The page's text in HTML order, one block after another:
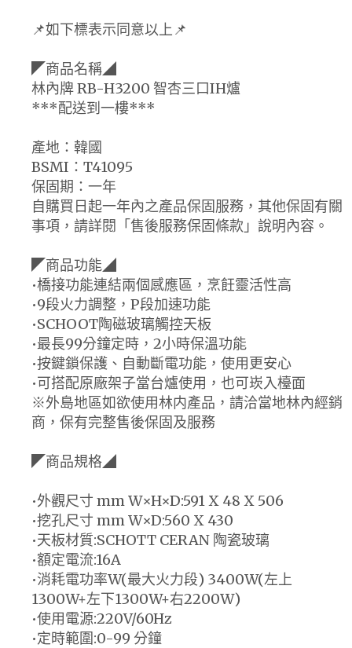
📌如下標表示同意以上📌
◤商品名稱◢
林內牌 RB-H3200 智杏三口IH爐
***配送到一樓***
產地：韓國
BSMI：T41095
保固期：一年
自購買日起一年內之產品保固服務，其他保固有關
事項，請詳閱「售後服務保固條款」說明內容。
◤商品功能◢
•橋接功能連結兩個感應區，烹飪靈活性高
•9段火力調整，P段加速功能
•SCHOOT陶磁玻璃觸控天板
•最長99分鐘定時，2小時保溫功能
•按鍵鎖保護、自動斷電功能，使用更安心
•可搭配原廠架子當台爐使用，也可崁入檯面
※外島地區如欲使用林内產品，請洽當地林內經銷
商，保有完整售後保固及服務
◤商品規格◢
•外觀尺寸 mm W×H×D:591 X 48 X 506
•挖孔尺寸 mm W×D:560 X 430
•天板材質:SCHOTT CERAN 陶瓷玻璃
•額定電流:16A
•消耗電功率W(最大火力段) 3400W(左上
1300W+左下1300W+右2200W)
•使用電源:220V/60Hz
•定時範圍:0-99 分鐘